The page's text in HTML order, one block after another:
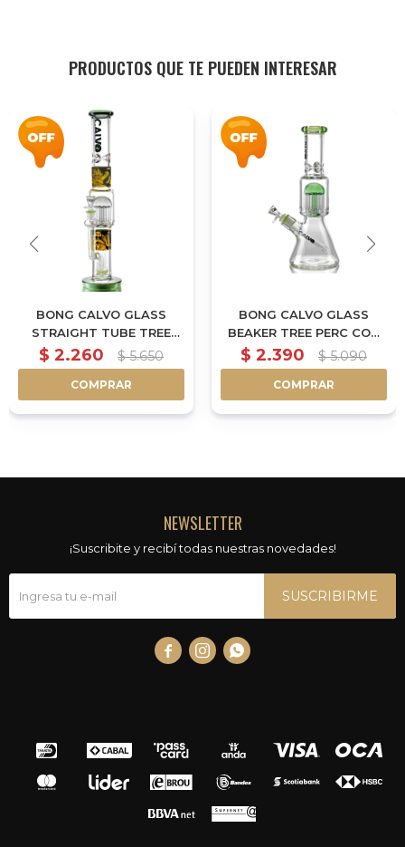
PRODUCTOS QUE TE PUEDEN INTERESAR
BONG CALVO GLASS
STRAIGHT TUBE TREE
PERC DRAGON BALL
42CM
$ 2.260 $ 5.650
COMPRAR
BONG CALVO GLASS
BEAKER TREE PERC CON
SHOWER 35CM - VERDE
$ 2.390 $ 5.090
COMPRAR
NEWSLETTER
¡Suscribite y recibí todas nuestras novedades!
SUSCRIBIRME
  